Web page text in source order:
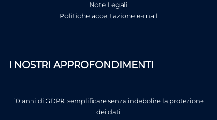
Note Legali
Politiche accettazione e-mail
I NOSTRI APPROFONDIMENTI
10 anni di GDPR: semplificare senza indebolire la protezione
dei dati